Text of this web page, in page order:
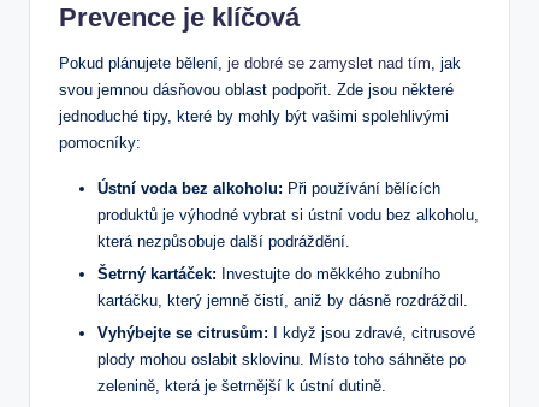
Prevence je klíčová
Pokud plánujete bělení, je dobré se zamyslet nad tím , jak
svou jemnou dásňovou oblast podpořit. Zde jsou některé
jednoduché tipy, které by mohly být vašimi spolehlivými
pomocníky:
Ústní voda bez alkoholu: Při používání bělících
produktů je výhodné vybrat si ústní vodu bez alkoholu,
která nezpůsobuje další podráždění.
Šetrný kartáček: Investujte do měkkého zubního
kartáčku, který jemně čistí, aniž by dásně rozdráždil.
Vyhýbejte se citrusům: I když jsou zdravé, citrusové
plody mohou oslabit sklovinu. Místo toho sáhněte po
zelenině, která je šetrnější k ústní dutině.